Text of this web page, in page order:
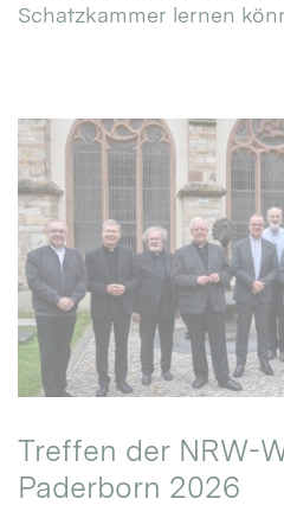
Schatzkammer lernen
Treffen der NRW-
Paderborn 2026